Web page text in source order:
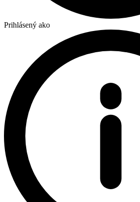
Prihlásený ako